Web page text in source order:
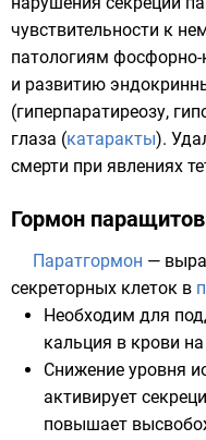
чувствительности к
патологиям
и развитию
(гиперпаратиреозу,
глаза (катаракты).
смерти при явлениях
Гормон
Паратгормон —
секреторных клеток в
Необходим для
кальция в крови
Снижение уровня
активирует
повышает